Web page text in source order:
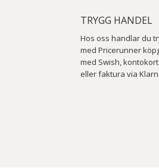
TRYGG HANDEL
Hos oss handlar du
med Pricerunner
med Swish,
eller faktura via